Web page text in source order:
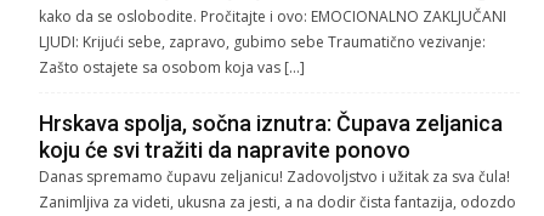
kako da se oslobodite. Pročitajte i ovo: EMOCIONALNO ZAKLJUČANI
LJUDI: Krijući sebe, zapravo, gubimo sebe Traumatično vezivanje:
Zašto ostajete sa osobom koja vas […]
Hrskava spolja, sočna iznutra: Čupava zeljanica
koju će svi tražiti da napravite ponovo
Danas spremamo čupavu zeljanicu! Zadovoljstvo i užitak za sva čula!
Zanimljiva za videti, ukusna za jesti, a na dodir čista fantazija, odozdo